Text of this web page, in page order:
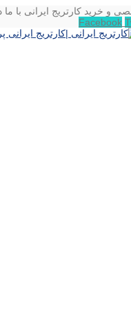
و خرید کارتریج ایرانی با ما
Facebook